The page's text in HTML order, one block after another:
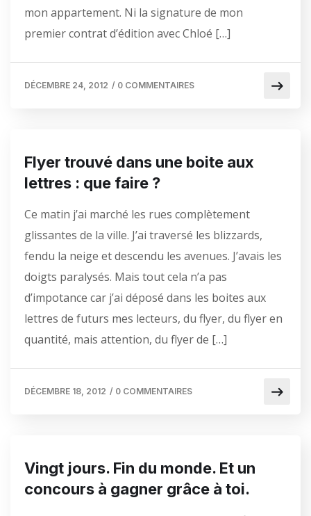
mon appartement. Ni la signature de mon
premier contrat d’édition avec Chloé […]
DÉCEMBRE 24, 2012 / 0 COMMENTAIRES
Flyer trouvé dans une boite aux
lettres : que faire ?
Ce matin j’ai marché les rues complètement
glissantes de la ville. J’ai traversé les blizzards,
fendu la neige et descendu les avenues. J’avais les
doigts paralysés. Mais tout cela n’a pas
d’impotance car j’ai déposé dans les boites aux
lettres de futurs mes lecteurs, du flyer, du flyer en
quantité, mais attention, du flyer de […]
DÉCEMBRE 18, 2012 / 0 COMMENTAIRES
Vingt jours. Fin du monde. Et un
concours à gagner grâce à toi.